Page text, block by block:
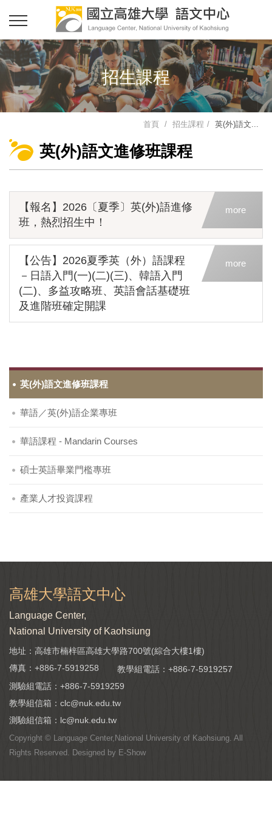
招生課程
首頁 招生課程 英(外)語文...
英(外)語文進修班課程
【報名】2026〔夏季〕英(外)語進修
班，熱烈招生中！
more
【公告】2026夏季英（外）語課程
－日語入門(一)(二)(三)、韓語入門
(二)、多益攻略班、英語會話基礎班
及進階班確定開課
more
英(外)語文進修班課程
華語／英(外)語企業專班
華語課程 - Mandarin Courses
碩士英語畢業門檻專班
產業人才投資課程
高雄大學語文中心
Language Center,
National University of Kaohsiung
地址：高雄市楠梓區高雄大學路700號(綜合大樓1樓)
傳真：+886-7-5919258
教學組電話： +886-7-5919257
測驗組電話： +886-7-5919259
教學組信箱： clc@nuk.edu.tw
測驗組信箱： lc@nuk.edu.tw
Copyright © Language Center,National University of Kaohsiung. All
Rights Reserved. Designed by E-Show